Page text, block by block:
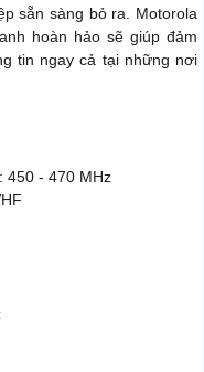
sẵn sàng bỏ ra. Motorola
hoàn hảo sẽ giúp đảm
tin ngay cả tại những nơi
450 - 470 MHz